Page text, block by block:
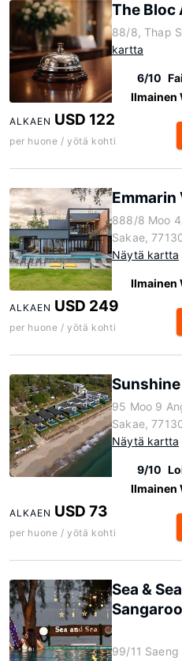
The Bloc
88/8, Thap
kartta
6/10
Ilmainen
ALKAEN USD 122
per huone / yötä kohti
Emmarin
888/8 Moo
Sakae,
Näytä kartta
Ilmainen
ALKAEN USD 249
per huone / yötä kohti
95 Moo 9
Sakae,
Näytä kartta
9/10
Ilmainen
ALKAEN USD 73
per huone / yötä kohti
Sea &
99/11